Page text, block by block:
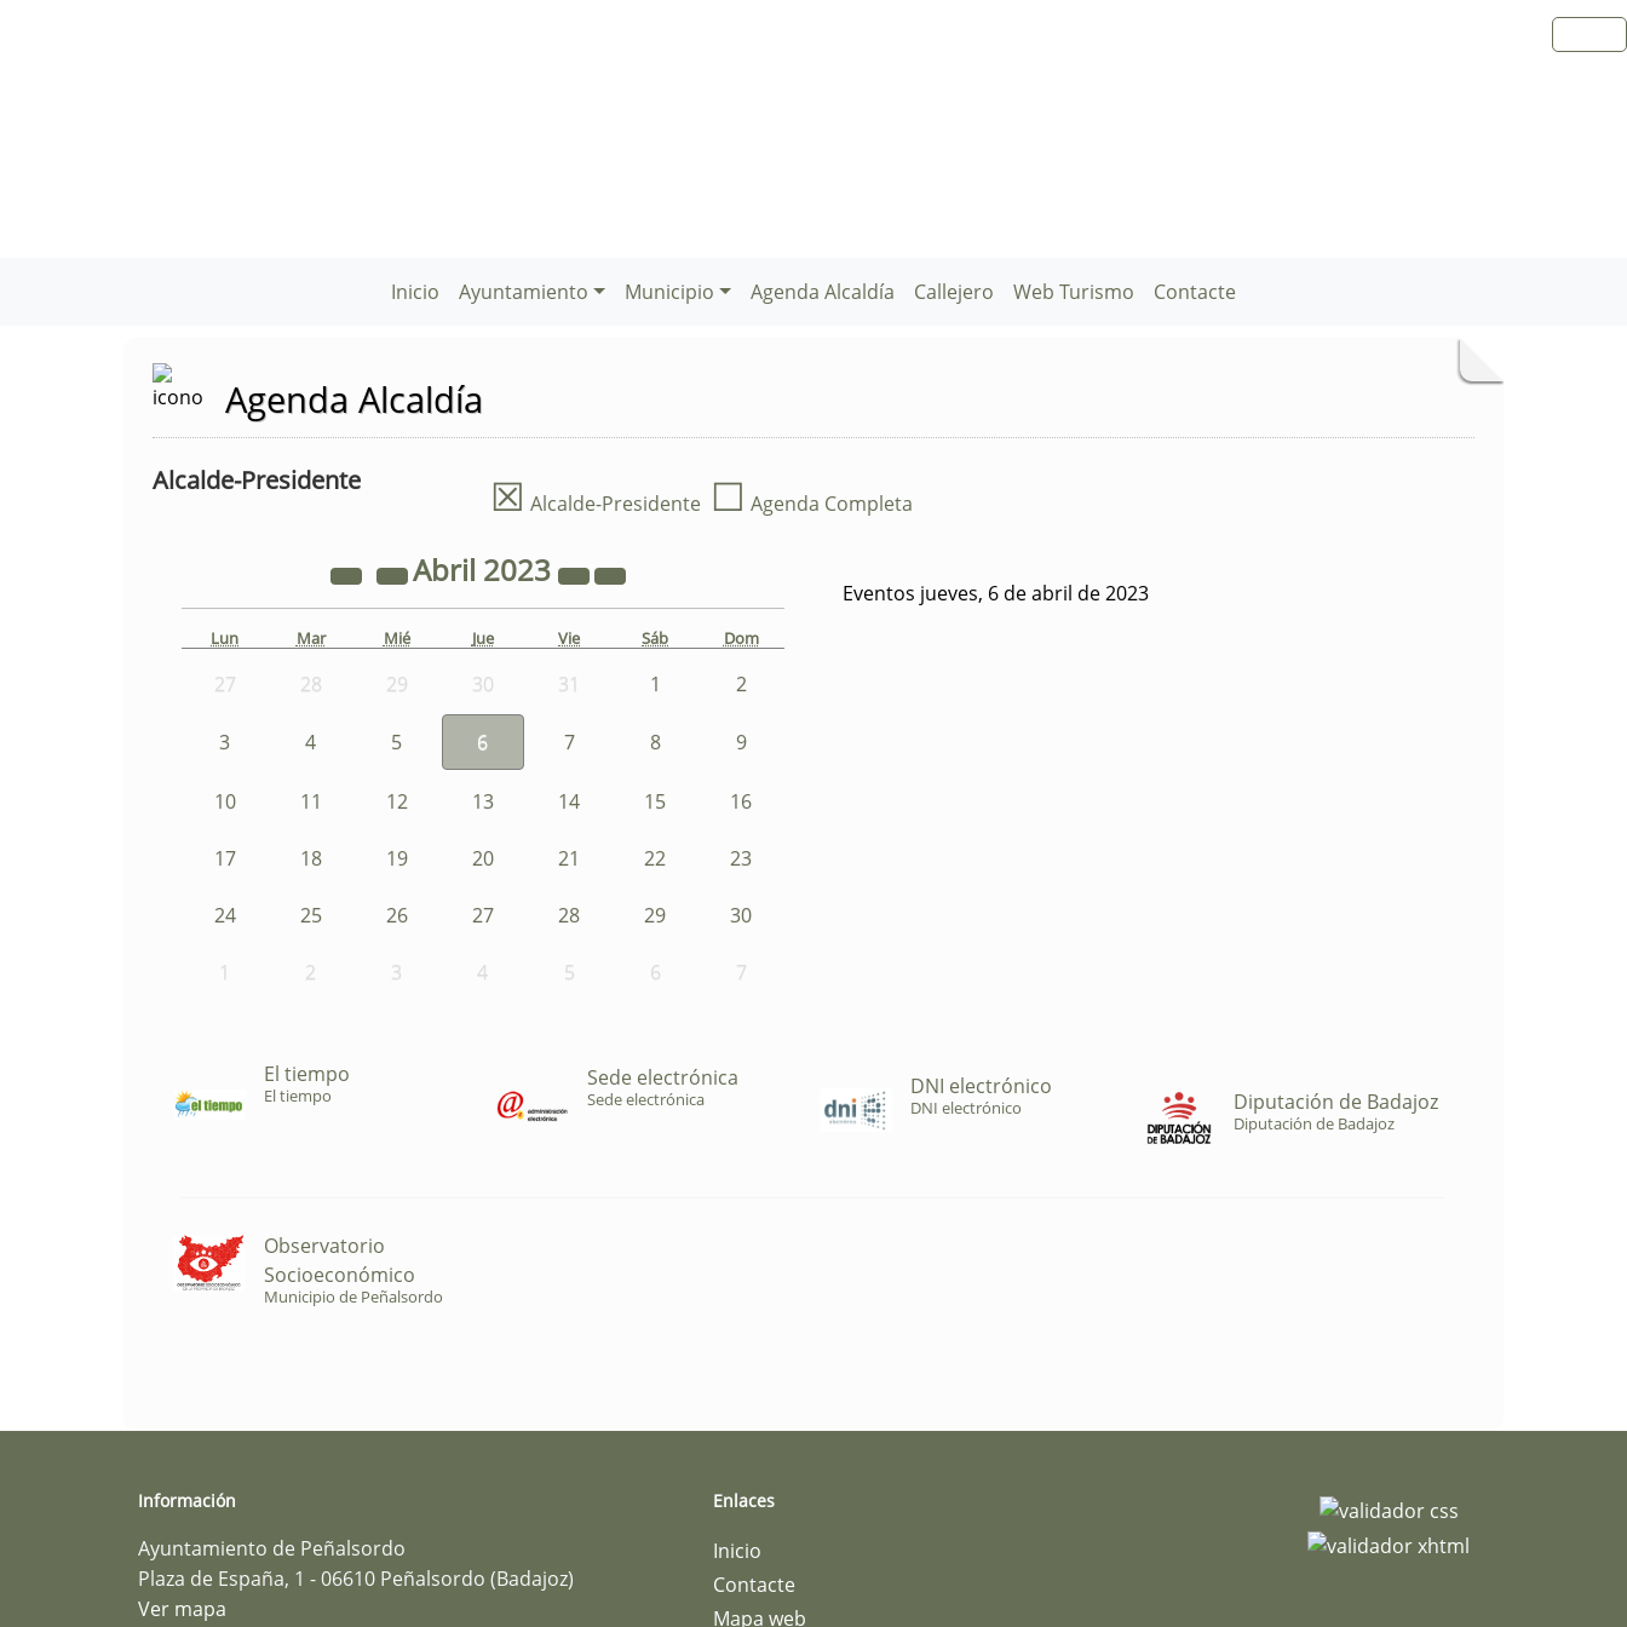
Inicio Ayuntamiento Municipio Agenda Alcaldía Callejero Web Turismo Contacte
Agenda Alcaldía
Alcalde-Presidente ☒ Alcalde-Presidente ☐ Agenda Completa
Abril 2023
Lun Mar Mié Jue Vie Sáb Dom
27 28 29 30 31 1 2
3 4 5 6 7 8 9
10 11 12 13 14 15 16
17 18 19 20 21 22 23
24 25 26 27 28 29 30
1 2 3 4 5 6 7
Eventos jueves, 6 de abril de 2023
El tiempo
El tiempo
Sede electrónica
Sede electrónica DNI electrónico
DNI electrónico Diputación de Badajoz
Diputación de Badajoz
Observatorio
Socioeconómico
Municipio de Peñalsordo
Información
Ayuntamiento de Peñalsordo
Plaza de España, 1 - 06610 Peñalsordo (Badajoz)
Ver mapa
Enlaces
Inicio
Contacte
Mapa web